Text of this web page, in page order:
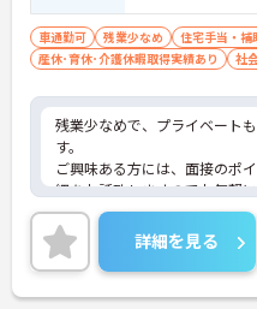
車通勤可 残業少なめ 住宅手当・補
産休･育休･介護休暇取得実績あり
社
残業少なめで、プライベート
す。
ご興味ある方には、面接のポ
細をお話致しますのでお気軽
詳細を見る